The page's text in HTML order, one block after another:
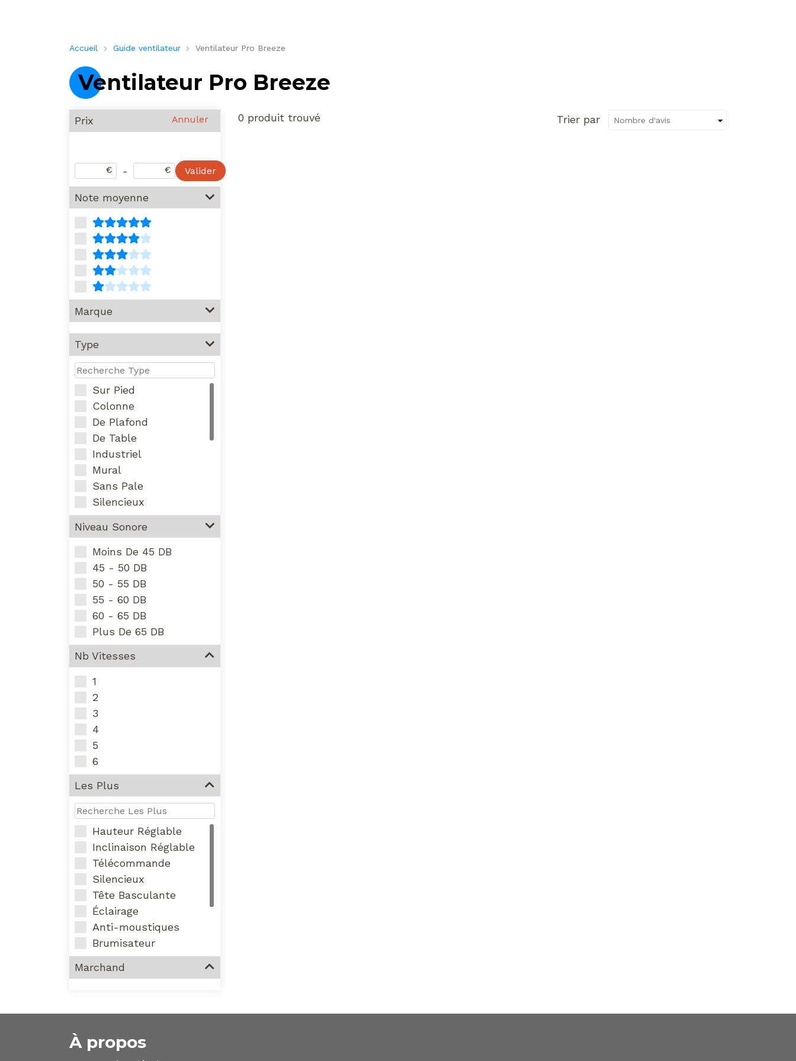
Accueil Guide ventilateur Ventilateur Pro Breeze
Ventilateur Pro Breeze
Prix Annuler
€ - € Valider
Note moyenne
Marque
Type
Sur Pied
Colonne
De Plafond
De Table
Industriel
Mural
Sans Pale
Silencieux
Brumisateur
Design
Mini
Bureau
LED
Solaire
De Sol
Puissant
Voiture
Niveau Sonore
Moins De 45 DB
45 - 50 DB
50 - 55 DB
55 - 60 DB
60 - 65 DB
Plus De 65 DB
Nb Vitesses
1
2
3
4
5
6
Les Plus
Hauteur Réglable
Inclinaison Réglable
Télécommande
Silencieux
Tête Basculante
Éclairage
Anti-moustiques
Brumisateur
USB
Puissant
Marchand
0 produit trouvé Trier par
À propos